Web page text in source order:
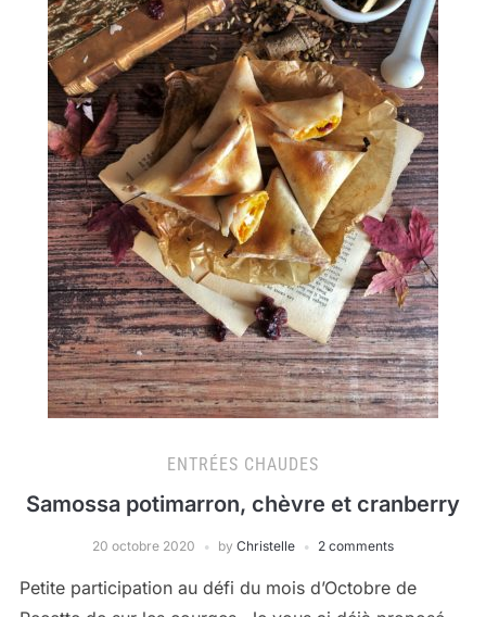
ENTRÉES CHAUDES
Samossa potimarron, chèvre et cranberry
20 octobre 2020 by Christelle 2 comments
Petite participation au défi du mois d’Octobre de